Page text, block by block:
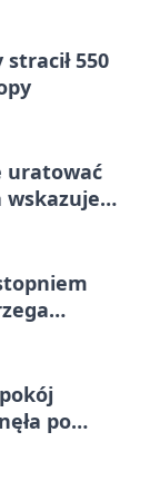
550
uratować
wskazuje
po